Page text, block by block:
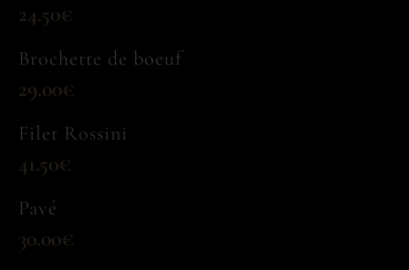
24.50€
Brochette de boeuf
29.00€
Filet Rossini
41.50€
Pavé
30.00€